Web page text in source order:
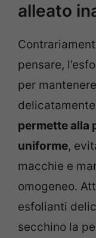
alleato
pensare,
per
permette alla
uniforme,
macchie e
omogeneo.
esfolianti
secchino la